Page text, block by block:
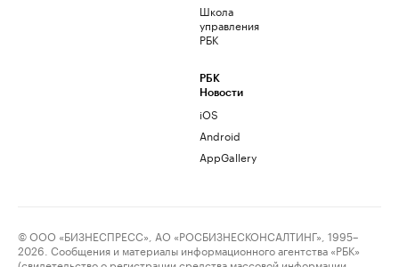
Школа
управления
РБК
РБК
Новости
iOS
Android
AppGallery
© ООО «БИЗНЕСПРЕСС», АО «РОСБИЗНЕСКОНСАЛТИНГ», 1995–
2026. Сообщения и материалы информационного агентства «РБК»